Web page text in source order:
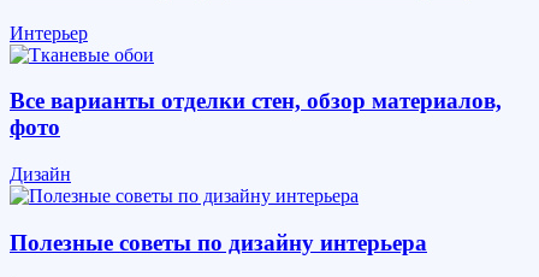
Интерьер
Все варианты отделки стен, обзор материалов,
фото
Дизайн
Полезные советы по дизайну интерьера